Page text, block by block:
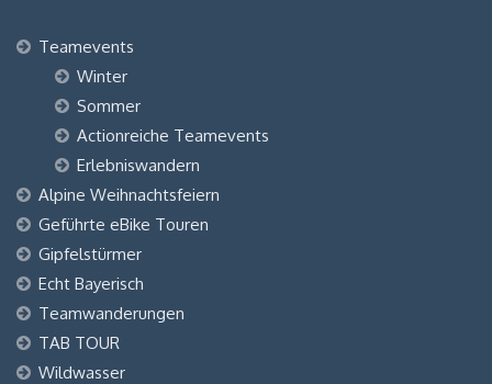
Teamevents
Winter
Sommer
Actionreiche Teamevents
Erlebniswandern
Alpine Weihnachtsfeiern
Geführte eBike Touren
Gipfelstürmer
Echt Bayerisch
Teamwanderungen
TAB TOUR
Wildwasser